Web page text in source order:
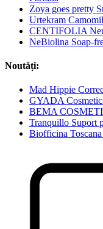
Zoya goes pretty
Urtekram
CENTIFOLIA
NeBiolina Soap-
Noutăți:
Mad Hippie
GYADA
BEMA
Tranquillo Suport
Biofficina